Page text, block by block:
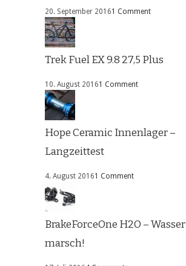
20. September 20161 Comment
Trek Fuel EX 9.8 27,5 Plus
10. August 20161 Comment
Hope Ceramic Innenlager –
Langzeittest
4. August 20161 Comment
BrakeForceOne H2O – Wasser
marsch!